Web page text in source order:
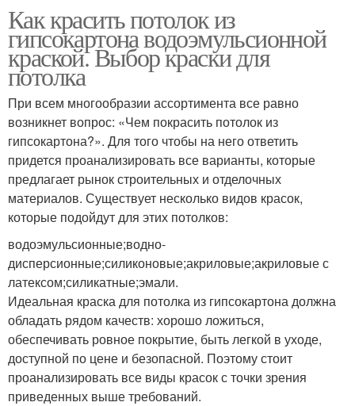
Как красить потолок из
гипсокартона водоэмульсионной
краской. Выбор краски для
потолка
При всем многообразии ассортимента все равно
возникнет вопрос: «Чем покрасить потолок из
гипсокартона?». Для того чтобы на него ответить
придется проанализировать все варианты, которые
предлагает рынок строительных и отделочных
материалов. Существует несколько видов красок,
которые подойдут для этих потолков:
водоэмульсионные;водно-
дисперсионные;силиконовые;акриловые;акриловые с
латексом;силикатные;эмали.
Идеальная краска для потолка из гипсокартона должна
обладать рядом качеств: хорошо ложиться,
обеспечивать ровное покрытие, быть легкой в уходе,
доступной по цене и безопасной. Поэтому стоит
проанализировать все виды красок с точки зрения
приведенных выше требований.